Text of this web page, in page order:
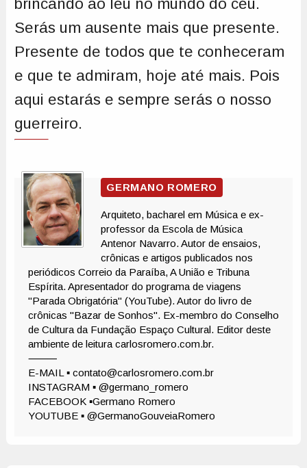
brincando ao léu no mundo do céu.
Serás um ausente mais que presente.
Presente de todos que te conheceram
e que te admiram, hoje até mais. Pois
aqui estarás e sempre serás o nosso
guerreiro.